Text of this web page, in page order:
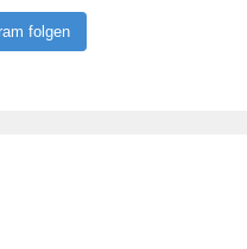
folgen